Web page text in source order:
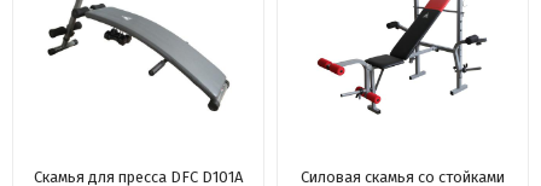
Скамья для пресса DFC D101A
Силовая скамья со стойками